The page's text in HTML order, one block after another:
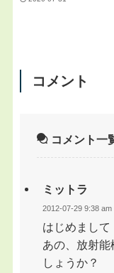
コメント
コメント一
ミットラ
2012-07-29 9:38 am
はじめまして
あの、放射
しょうか？